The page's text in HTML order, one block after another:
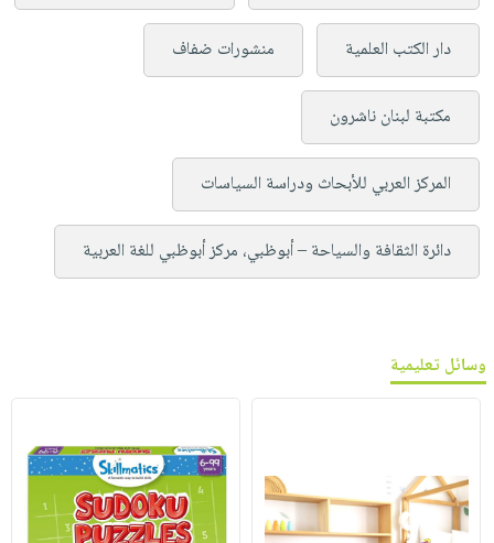
دار الكتب العلمية منشورات ضفاف
مكتبة لبنان ناشرون
المركز العربي للأبحاث ودراسة السياسات
دائرة الثقافة والسياحة – أبوظبي، مركز أبوظبي للغة العربية
وسائل تعليمية